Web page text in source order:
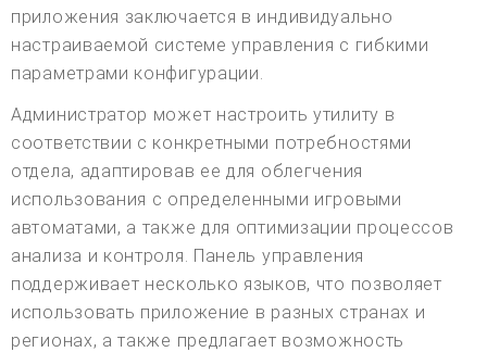
приложения заключается в индивидуально
настраиваемой системе управления с гибкими
параметрами конфигурации.
Администратор может настроить утилиту в
соответствии с конкретными потребностями
отдела, адаптировав ее для облегчения
использования с определенными игровыми
автоматами, а также для оптимизации процессов
анализа и контроля. Панель управления
поддерживает несколько языков, что позволяет
использовать приложение в разных странах и
регионах, а также предлагает возможность